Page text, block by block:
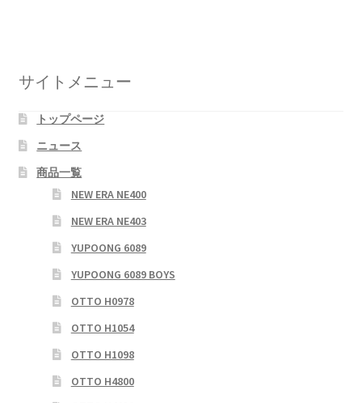
ゲ
ー
シ
ョ
サイトメニュー
トップページ
ニュース
商品一覧
NEW ERA NE400
NEW ERA NE403
YUPOONG 6089
YUPOONG 6089 BOYS
OTTO H0978
OTTO H1054
OTTO H1098
OTTO H4800